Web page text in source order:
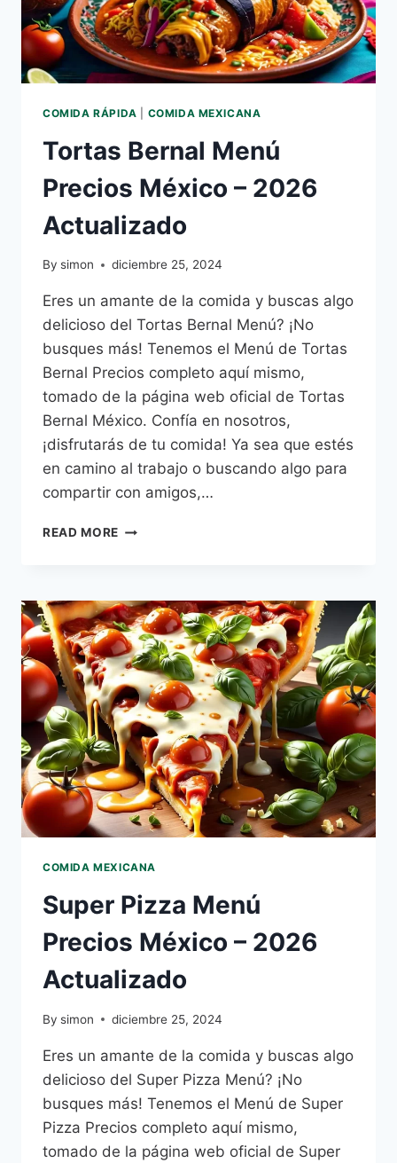
COMIDA RÁPIDA COMIDA MEXICANA
Tortas Bernal Menú
Precios México – 2026
Actualizado
By simon diciembre 25, 2024
Eres un amante de la comida y buscas algo
delicioso del Tortas Bernal Menú? ¡No
busques más! Tenemos el Menú de Tortas
Bernal Precios completo aquí mismo,
tomado de la página web oficial de Tortas
Bernal México. Confía en nosotros,
¡disfrutarás de tu comida! Ya sea que estés
en camino al trabajo o buscando algo para
compartir con amigos,…
READ MORE TORTAS
MÉXICO –
2026
ACTUALIZADO
COMIDA MEXICANA
Super Pizza Menú
Precios México – 2026
Actualizado
By simon diciembre 25, 2024
Eres un amante de la comida y buscas algo
delicioso del Super Pizza Menú? ¡No
busques más! Tenemos el Menú de Super
Pizza Precios completo aquí mismo,
tomado de la página web oficial de Super